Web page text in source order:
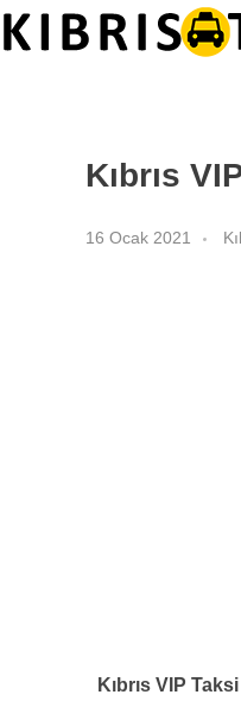
Kıbrıs
16 Ocak 2021
Kıbrıs VIP Taksi